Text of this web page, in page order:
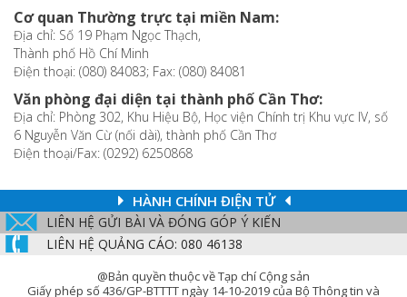
Cơ quan Thường trực tại miền Nam:
Địa chỉ: Số 19 Phạm Ngọc Thạch,
Thành phố Hồ Chí Minh
Điện thoại: (080) 84083; Fax: (080) 84081
Văn phòng đại diện tại thành phố Cần Thơ:
Địa chỉ: Phòng 302, Khu Hiệu Bộ, Học viện Chính trị Khu vực IV, số
6 Nguyễn Văn Cừ (nối dài), thành phố Cần Thơ
Điện thoại/Fax: (0292) 6250868
HÀNH CHÍNH ĐIỆN TỬ
LIÊN HỆ GỬI BÀI VÀ ĐÓNG GÓP Ý KIẾN
LIÊN HỆ QUẢNG CÁO: 080 46138
@Bản quyền thuộc về Tạp chí Cộng sản
Giấy phép số 436/GP-BTTTT ngày 14-10-2019 của Bộ Thông tin và